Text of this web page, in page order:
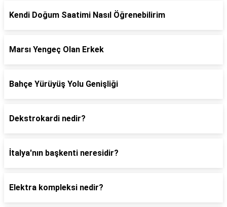
Kendi Doğum Saatimi Nasıl Öğrenebilirim
Marsı Yengeç Olan Erkek
Bahçe Yürüyüş Yolu Genişliği
Dekstrokardi nedir?
İtalya'nın başkenti neresidir?
Elektra kompleksi nedir?